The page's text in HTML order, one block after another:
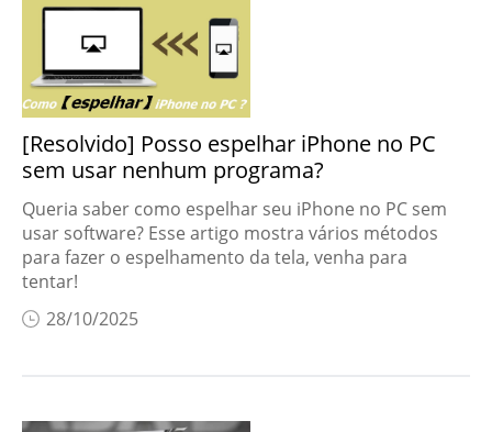
[Resolvido] Posso espelhar iPhone no PC
sem usar nenhum programa?
Queria saber como espelhar seu iPhone no PC sem
usar software? Esse artigo mostra vários métodos
para fazer o espelhamento da tela, venha para
tentar!
28/10/2025